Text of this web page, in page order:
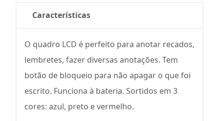
Características
O quadro LCD é perfeito para anotar recados,
lembretes, fazer diversas anotações. Tem
botão de bloqueio para não apagar o que foi
escrito. Funciona à bateria. Sortidos em 3
cores: azul, preto e vermelho.